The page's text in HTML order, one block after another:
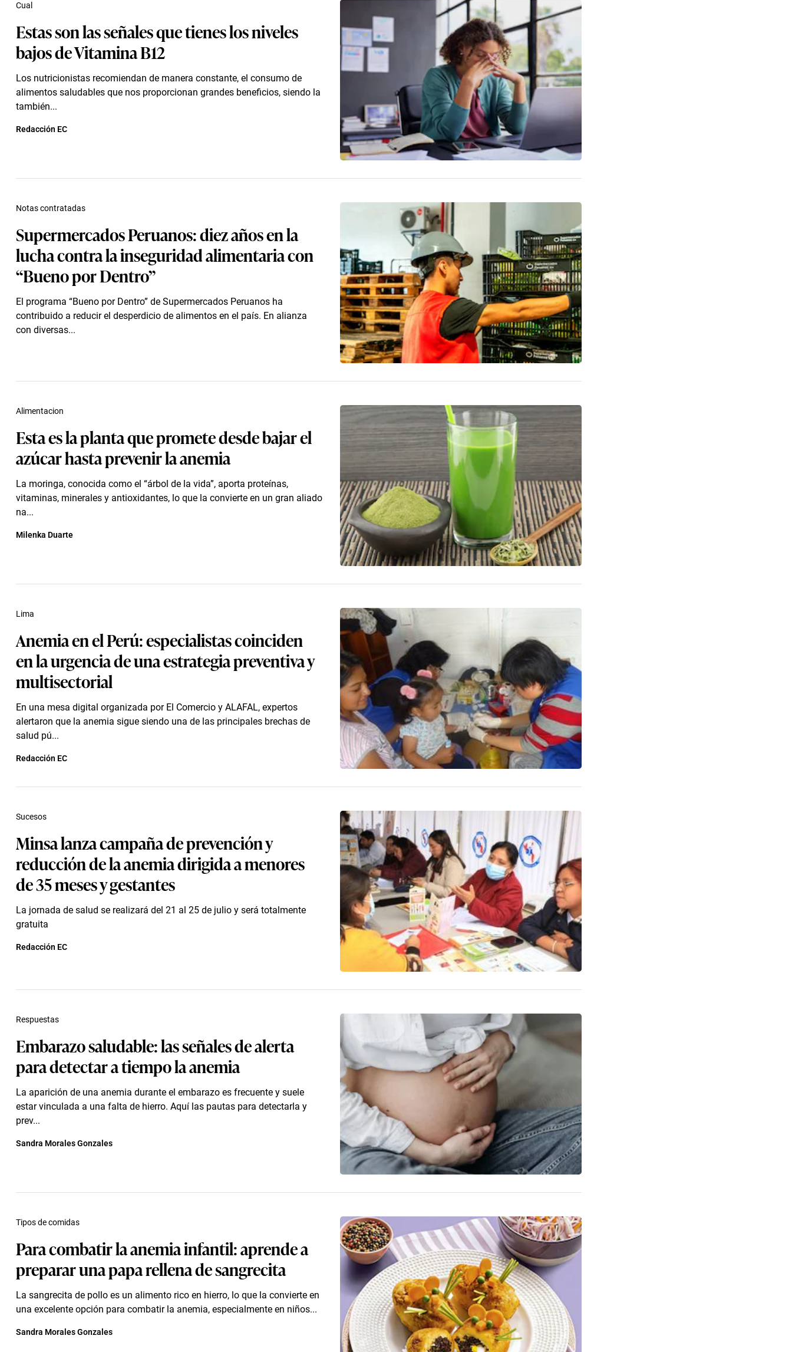
Estas son las señales que tienes los niveles
bajos de Vitamina B12
Los nutricionistas recomiendan de manera constante, el consumo de
alimentos saludables que nos proporcionan grandes beneficios, siendo la
también...
Cual
Redacción EC
Supermercados Peruanos: diez años en la
lucha contra la inseguridad alimentaria con
“Bueno por Dentro”
El programa “Bueno por Dentro” de Supermercados Peruanos ha
contribuido a reducir el desperdicio de alimentos en el país. En alianza
con diversas...
Notas contratadas
Esta es la planta que promete desde bajar el
azúcar hasta prevenir la anemia
La moringa, conocida como el “árbol de la vida”, aporta proteínas,
vitaminas, minerales y antioxidantes, lo que la convierte en un gran aliado
na...
Alimentacion
Milenka Duarte
Anemia en el Perú: especialistas coinciden
en la urgencia de una estrategia preventiva y
multisectorial
En una mesa digital organizada por El Comercio y ALAFAL, expertos
alertaron que la anemia sigue siendo una de las principales brechas de
salud pú...
Lima
Redacción EC
Minsa lanza campaña de prevención y
reducción de la anemia dirigida a menores
de 35 meses y gestantes
La jornada de salud se realizará del 21 al 25 de julio y será totalmente
gratuita
Sucesos
Redacción EC
Embarazo saludable: las señales de alerta
para detectar a tiempo la anemia
La aparición de una anemia durante el embarazo es frecuente y suele
estar vinculada a una falta de hierro. Aquí las pautas para detectarla y
prev...
Respuestas
Sandra Morales Gonzales
Para combatir la anemia infantil: aprende a
preparar una papa rellena de sangrecita
La sangrecita de pollo es un alimento rico en hierro, lo que la convierte en
una excelente opción para combatir la anemia, especialmente en niños...
Tipos de comidas
Sandra Morales Gonzales